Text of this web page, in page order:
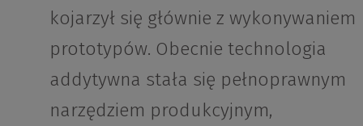
kojarzył się głównie z wykonywaniem
prototypów. Obecnie technologia
addytywna stała się pełnoprawnym
narzędziem produkcyjnym,